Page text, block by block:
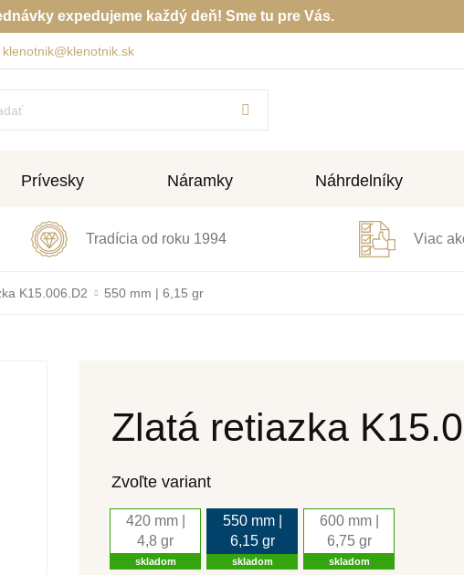
expedujeme každý deň! Sme tu pre Vás.
klenotnik@klenotnik.sk
Prívesky Náramky Náhrdelníky
Tradícia od roku 1994 Viac
K15.006.D2 550 mm | 6,15 gr
Zlatá retiazka
Zvoľte variant
420 mm |
4,8 gr
skladom
550 mm |
6,15 gr
skladom
600 mm |
6,75 gr
skladom